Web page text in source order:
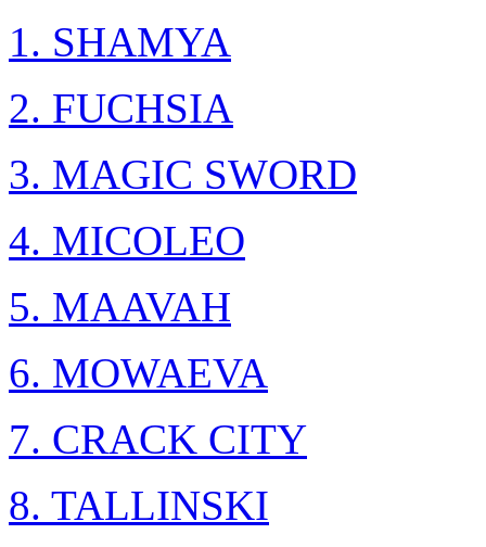
1. SHAMYA
2. FUCHSIA
3. MAGIC SWORD
4. MICOLEO
5. MAAVAH
6. MOWAEVA
7. CRACK CITY
8. TALLINSKI